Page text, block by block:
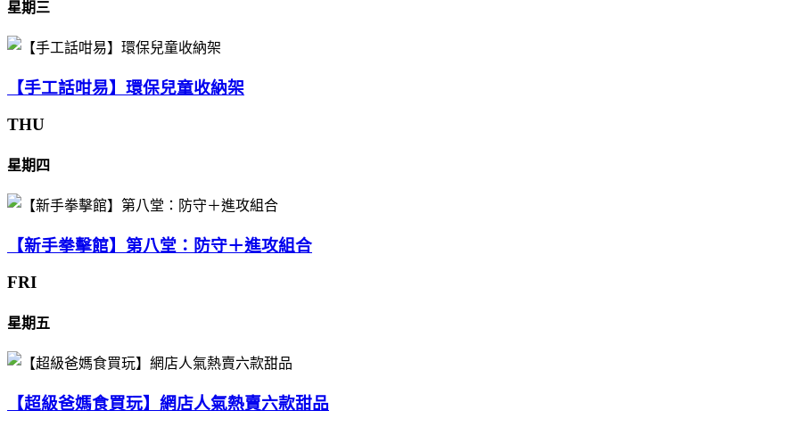
星期三
【手工話咁易】環保兒童收納架
THU
星期四
【新手拳擊館】第八堂：防守＋進攻組合
FRI
星期五
【超級爸媽食買玩】網店人氣熱賣六款甜品